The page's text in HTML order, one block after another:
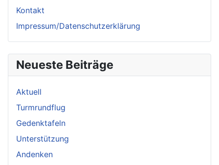
Kontakt
Impressum/Datenschutzerklärung
Neueste Beiträge
Aktuell
Turmrundflug
Gedenktafeln
Unterstützung
Andenken